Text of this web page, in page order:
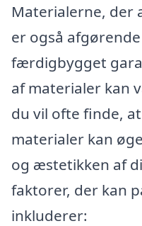
Materialerne, der
er også
færdigbygget
af materialer kan
du vil ofte finde,
materialer kan
og æstetikken af
faktorer, der kan
inkluderer: